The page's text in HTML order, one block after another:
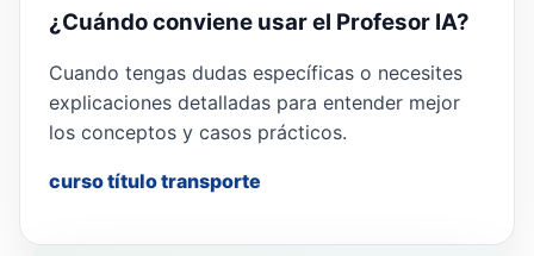
¿Cuándo conviene usar el Profesor IA?
Cuando tengas dudas específicas o necesites
explicaciones detalladas para entender mejor
los conceptos y casos prácticos.
curso título transporte